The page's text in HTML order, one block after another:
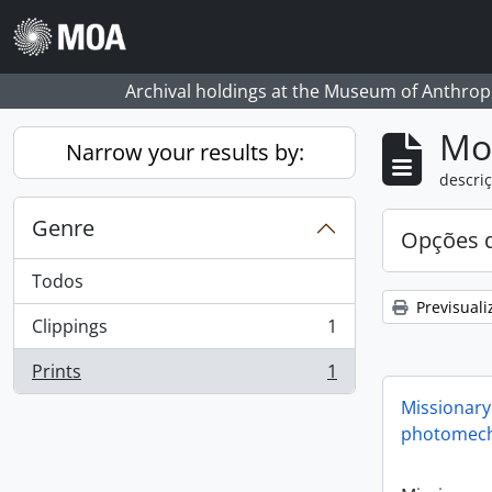
Skip to main content
Archival holdings at the Museum of
Narrow your results by:
Genre
Todos
Clippings
, 1 resultados
1
Prints
, 1 resultados 1
Opções